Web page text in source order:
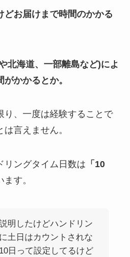
どお届けまで時間のかかる
北海道、一部離島など)によ
かかるとか。
り、一度は経験することで
言えません。
リングタイム日数は 「10
す。
明したけどハンドリン
土日はカウントされな
日って設定してるけど